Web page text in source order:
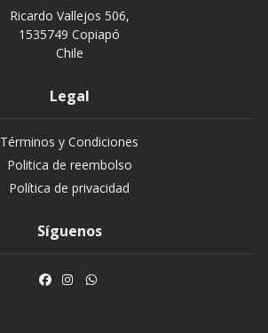
Ricardo Vallejos 506,
1535749 Copiapó
Chile
Legal
Términos y Condiciones
Politica de reembolso
Política de privacidad
Síguenos